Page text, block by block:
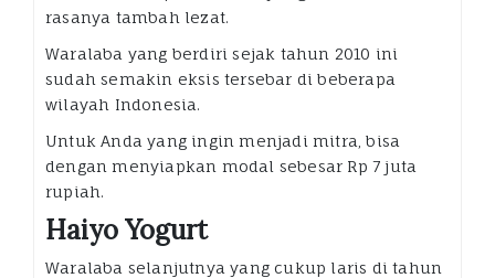
rasanya tambah lezat.
Waralaba yang berdiri sejak tahun 2010 ini
sudah semakin eksis tersebar di beberapa
wilayah Indonesia.
Untuk Anda yang ingin menjadi mitra, bisa
dengan menyiapkan modal sebesar Rp 7 juta
rupiah.
Haiyo Yogurt
Waralaba selanjutnya yang cukup laris di tahun